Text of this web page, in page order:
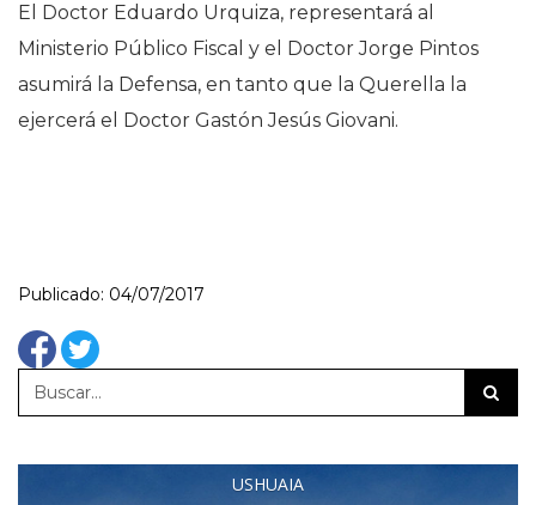
El Doctor Eduardo Urquiza, representará al
Ministerio Público Fiscal y el Doctor Jorge Pintos
asumirá la Defensa, en tanto que la Querella la
ejercerá el Doctor Gastón Jesús Giovani.
Publicado: 04/07/2017
USHUAIA